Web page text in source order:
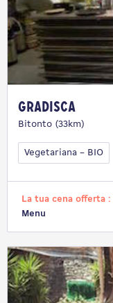
Gradisca
Bitonto (33km)
Vegetariana – BIO
La tua cena offerta :
Menu